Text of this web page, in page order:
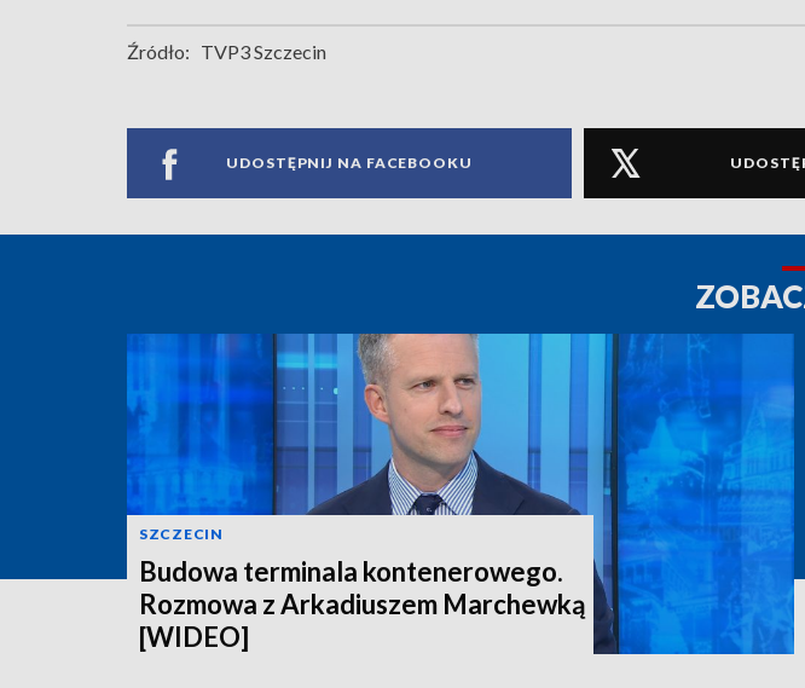
Źródło: TVP3 Szczecin
UDOSTĘPNIJ NA FACEBOOKU
SZCZECIN
Budowa terminala kontenerowego.
Rozmowa z Arkadiuszem Marchewką
[WIDEO]